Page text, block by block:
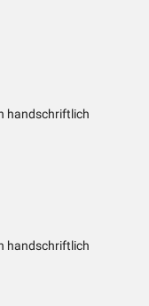
handschriftlich
handschriftlich